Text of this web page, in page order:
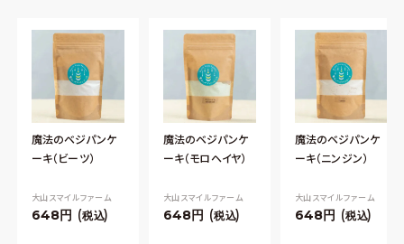
魔法のベジパンケ
ーキ（ビーツ）
大山スマイルファーム
648 税込
魔法のベジパンケ
ーキ（モロヘイヤ）
大山スマイルファーム
648 税込
魔法のベジパンケ
ーキ（ニンジン）
大山スマイルファーム
648 税込